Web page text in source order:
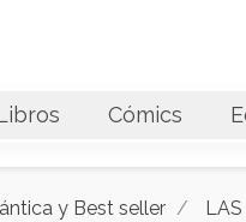
Cómics
y Best seller